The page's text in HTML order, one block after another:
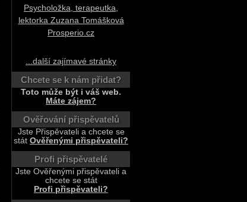
Psycholožka, terapeutka,
lektorka Zuzana Tomášková
Prosperio.cz
...další zajímavé stránky
Chcete se k nám přidat?
Toto může být i váš web.
Máte zájem?
Ověřování přispěvatelů
Jste Přispěvateli a chcete se
stát Ověřenými přispěvateli?
Profi přispěvatelé
Jste Ověřenými přispěvateli a
chcete se stát
Profi přispěvateli?